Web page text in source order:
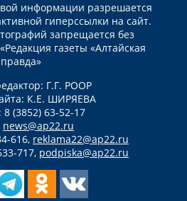
информации разрешается
гиперссылки на сайт.
запрещается без
газеты «Алтайская
правда»
Г.Г. РООР
К.Е. ШИРЯЕВА
(3852) 63-52-17
news@ap22.ru
616, reklama22@ap22.ru
717, podpiska@ap22.ru